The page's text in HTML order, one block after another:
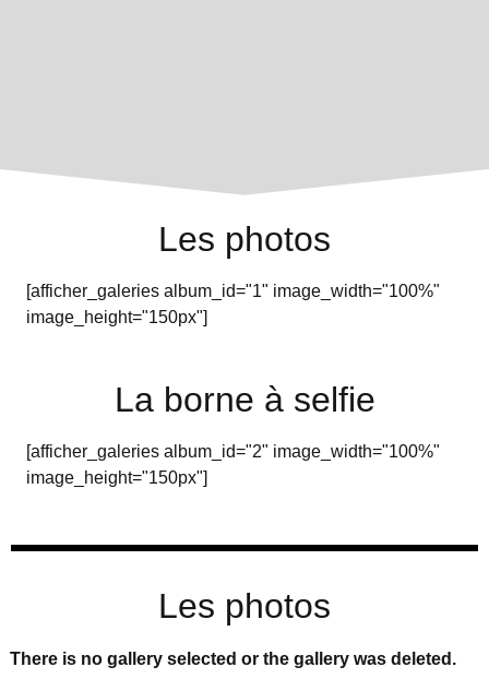
Les photos
[afficher_galeries album_id="1" image_width="100%"
image_height="150px"]
La borne à selfie
[afficher_galeries album_id="2" image_width="100%"
image_height="150px"]
Les photos
There is no gallery selected or the gallery was deleted.